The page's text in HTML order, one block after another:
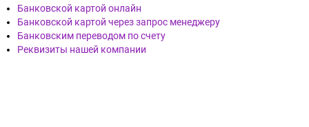
Банковской картой онлайн
Банковской картой через запрос менеджеру
Банковским переводом по счету
Реквизиты нашей компании